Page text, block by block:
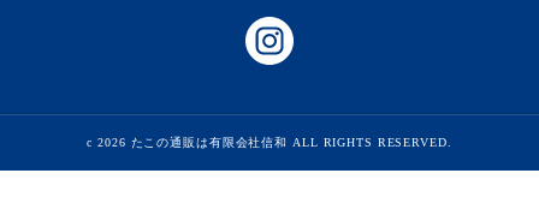
c 2026 たこの通販は有限会社信和 ALL RIGHTS RESERVED.